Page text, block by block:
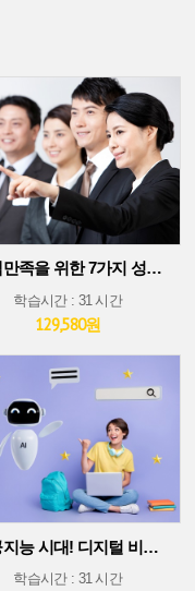
고객만족을 위한 7가지 성공 가이드
학습시간 : 31 시간
129,580원
인공지능 시대! 디지털 비즈니스 플랫폼에서 살아남기(30차시 ver)
학습시간 : 31 시간